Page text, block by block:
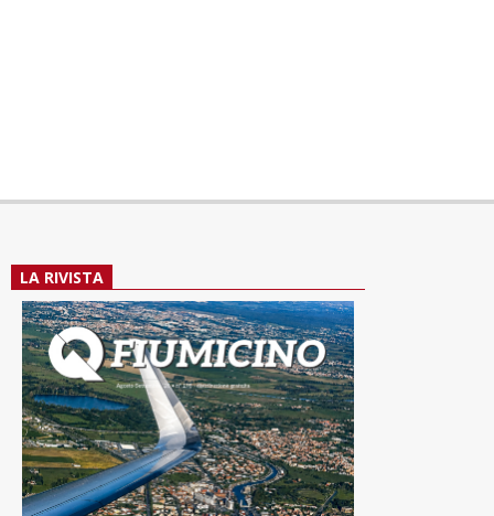
LA RIVISTA